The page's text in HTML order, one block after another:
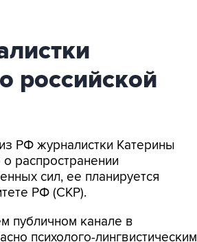
российской
РФ журналистки Катерины
распространении
сил, ее планируется
РФ (СКР).
публичном канале в
психолого-лингвистическим